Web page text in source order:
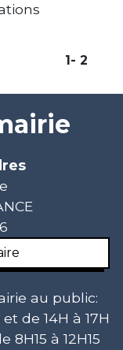
1- 2
au public:
de 14H à 17H
à 12H15